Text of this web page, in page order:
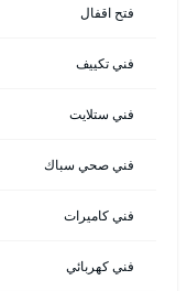
فتح اقفال
فني تكييف
فني ستلايت
فني صحي سباك
فني كاميرات
فني كهربائي